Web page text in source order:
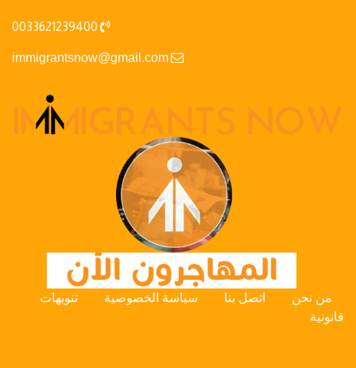
immigrantsnow@gmail.com
من نحن اتصل بنا سياسة الخصوصية
تنويهات
قانونية